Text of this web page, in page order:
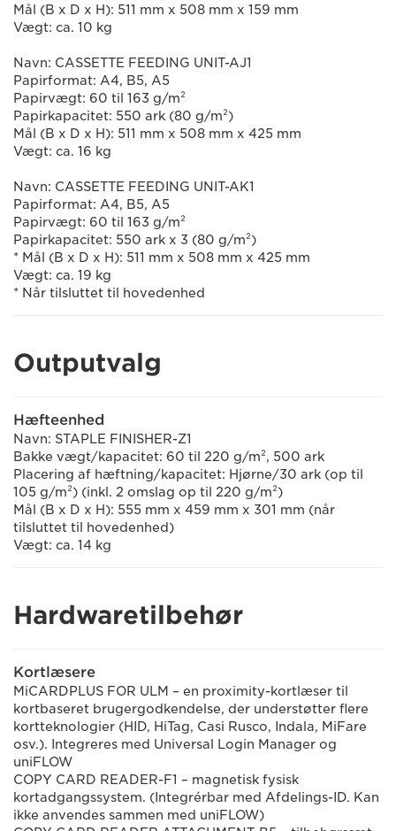
Mål (B x D x H): 511 mm x 508 mm x 159 mm
Vægt: ca. 10 kg
Navn: CASSETTE FEEDING UNIT-AJ1
Papirformat: A4, B5, A5
Papirvægt: 60 til 163 g/m²
Papirkapacitet: 550 ark (80 g/m²)
Mål (B x D x H): 511 mm x 508 mm x 425 mm
Vægt: ca. 16 kg
Navn: CASSETTE FEEDING UNIT-AK1
Papirformat: A4, B5, A5
Papirvægt: 60 til 163 g/m²
Papirkapacitet: 550 ark x 3 (80 g/m²)
* Mål (B x D x H): 511 mm x 508 mm x 425 mm
Vægt: ca. 19 kg
* Når tilsluttet til hovedenhed
Outputvalg
Hæfteenhed
Navn: STAPLE FINISHER-Z1
Bakke vægt/kapacitet: 60 til 220 g/m², 500 ark
Placering af hæftning/kapacitet: Hjørne/30 ark (op til
105 g/m²) (inkl. 2 omslag op til 220 g/m²)
Mål (B x D x H): 555 mm x 459 mm x 301 mm (når
tilsluttet til hovedenhed)
Vægt: ca. 14 kg
Hardwaretilbehør
Kortlæsere
MiCARDPLUS FOR ULM – en proximity-kortlæser til
kortbaseret brugergodkendelse, der understøtter flere
kortteknologier (HID, HiTag, Casi Rusco, Indala, MiFare
osv.). Integreres med Universal Login Manager og
uniFLOW
COPY CARD READER-F1 – magnetisk fysisk
kortadgangssystem. (Integrérbar med Afdelings-ID. Kan
ikke anvendes sammen med uniFLOW)